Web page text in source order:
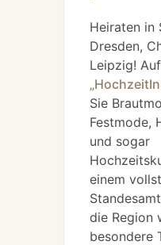
Heiraten in
Dresden,
Leipzig! Auf
Sie
Festmode,
und sogar
einem
die Region
besondere